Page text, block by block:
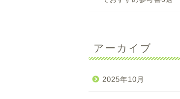
アーカイブ
2025年10月